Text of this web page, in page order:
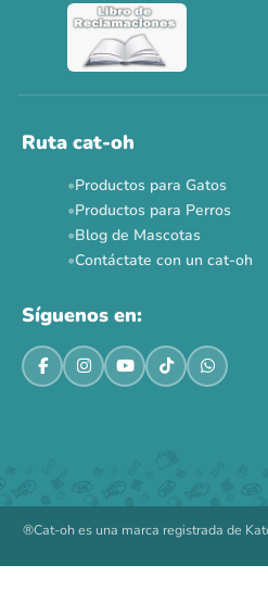
Ver todas las
Ruta cat-oh
Productos para Gatos
Productos para Perros
Blog de Mascotas
Contáctate con un cat-oh
Síguenos en:
®Cat-oh es una marca registrada de